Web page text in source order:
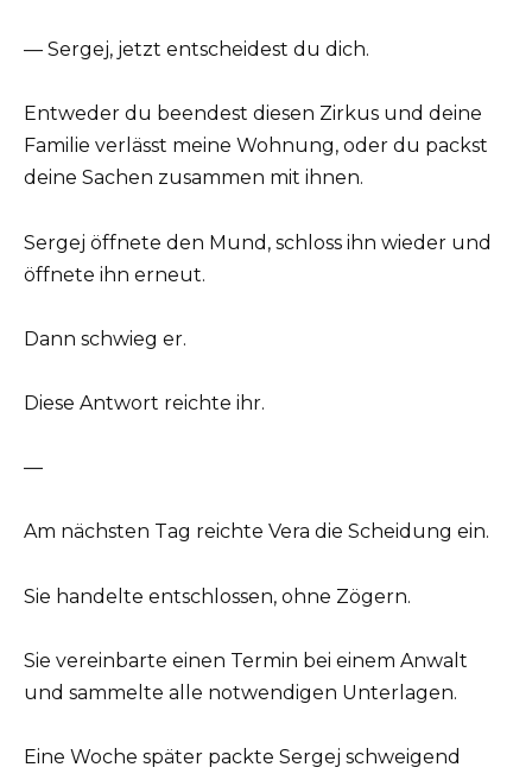
— Sergej, jetzt entscheidest du dich.
Entweder du beendest diesen Zirkus und deine
Familie verlässt meine Wohnung, oder du packst
deine Sachen zusammen mit ihnen.
Sergej öffnete den Mund, schloss ihn wieder und
öffnete ihn erneut.
Dann schwieg er.
Diese Antwort reichte ihr.
—
Am nächsten Tag reichte Vera die Scheidung ein.
Sie handelte entschlossen, ohne Zögern.
Sie vereinbarte einen Termin bei einem Anwalt
und sammelte alle notwendigen Unterlagen.
Eine Woche später packte Sergej schweigend